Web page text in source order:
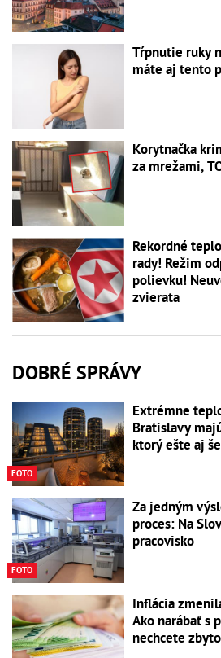
Tŕpnutie ruky
máte aj tento
Korytnačka
za mrežami,
Rekordné
rady! Režim
polievku!
zvierata
DOBRÉ SPRÁVY
FOTO
Extrémne
Bratislavy
ktorý ešte aj
FOTO
Za jedným
proces: Na
pracovisko
Inflácia
Ako narábať s
nechcete